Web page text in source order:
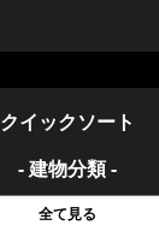
クイックソート
- 建物分類 -
全て見る